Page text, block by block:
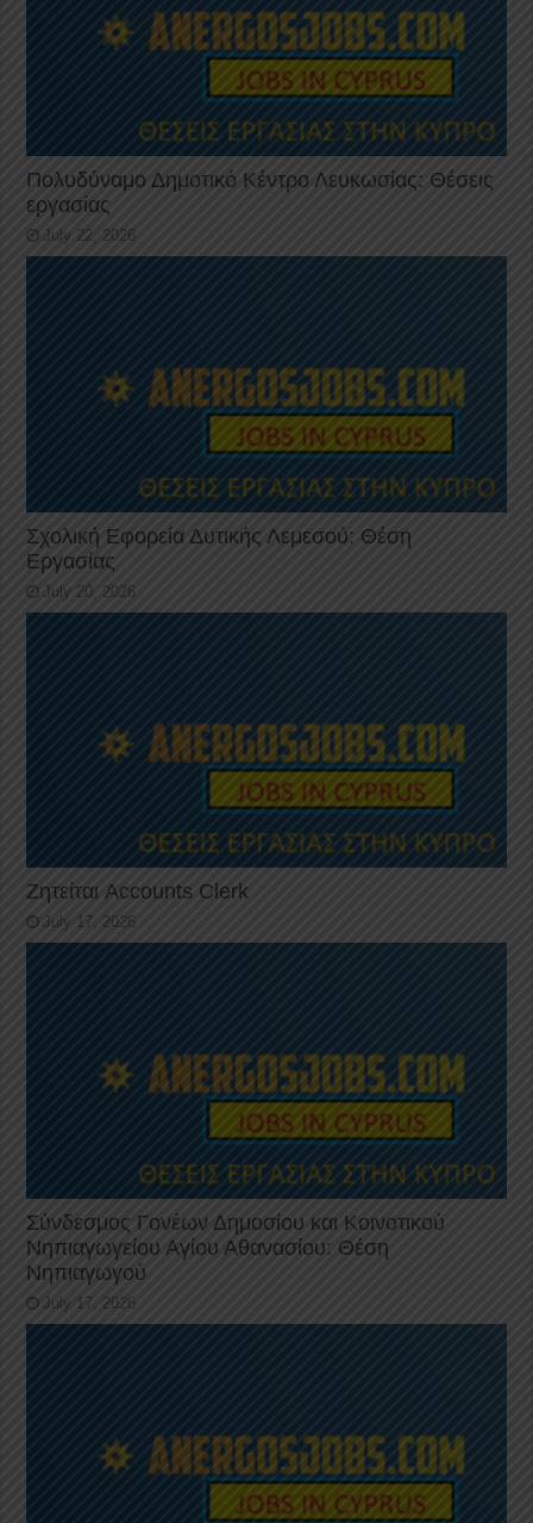
Πολυδύναμο Δημοτικό Κέντρο Λευκωσίας: Θέσεις
εργασίας
July 22, 2026
Σχολική Εφορεία Δυτικής Λεμεσού: Θέση
Εργασίας
July 20, 2026
Ζητείται Accounts Clerk
July 17, 2026
Σύνδεσμος Γονέων Δημοσίου και Κοινοτικού
Νηπιαγωγείου Αγίου Αθανασίου: Θέση
Νηπιαγωγού
July 17, 2026